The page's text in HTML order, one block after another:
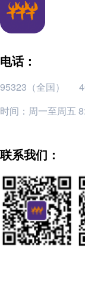
电话：
95323（全国）
时间：周一至周五
联系我们：